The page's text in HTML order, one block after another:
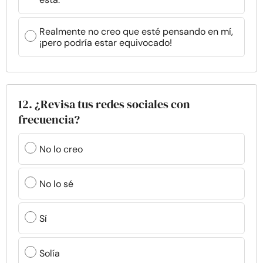
Realmente no creo que esté pensando en mí,
¡pero podría estar equivocado!
12. ¿Revisa tus redes sociales con
frecuencia?
No lo creo
No lo sé
Sí
Solía